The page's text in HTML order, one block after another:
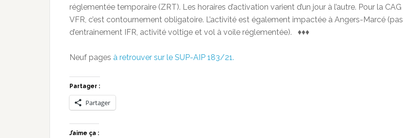
réglementée temporaire (ZRT). Les horaires d’activation varient d’un jour à l’autre. Pour la CAG
VFR, c’est contournement obligatoire. L’activité est également impactée à Angers-Marcé (pas
d’entrainement IFR, activité voltige et vol à voile réglementée). ♦♦♦
Neuf pages à retrouver sur le SUP-AIP 183/21.
Partager :
Partager
J’aime ça :